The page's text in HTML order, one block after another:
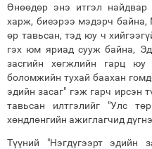
Өнөөдөр энэ итгэл найдвар
харж, биеэрээ мэдэрч
өр тавьсан, тэд юу ч
гэх юм яриад сууж байна,
засгийн хөгжлийн гарц юу
боломжийн тухай баахан
эдийн засаг" гэж гарч ирсэн
тавьсан илтгэлийг "Улс
хөндлөнгийн ажиглагчид
Түүний "Нэгдүгээрт эдийн